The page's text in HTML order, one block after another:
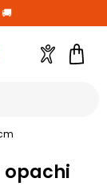
🚚
Account
opachi